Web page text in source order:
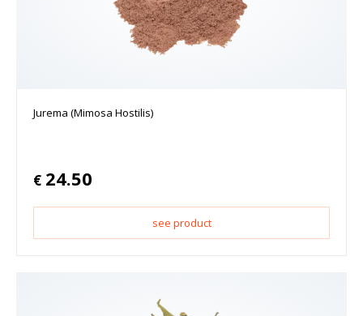
Jurema (Mimosa Hostilis)
€ 24.50
see product